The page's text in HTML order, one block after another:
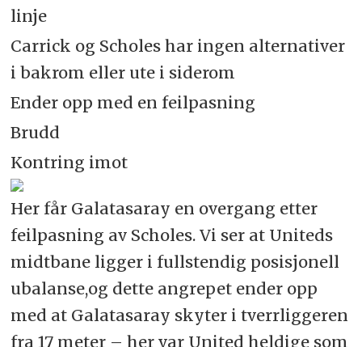
linje
Carrick og Scholes har ingen alternativer
i bakrom eller ute i siderom
Ender opp med en feilpasning
Brudd
Kontring imot
Her får Galatasaray en overgang etter
feilpasning av Scholes. Vi ser at Uniteds
midtbane ligger i fullstendig posisjonell
ubalanse,og dette angrepet ender opp
med at Galatasaray skyter i tverrliggeren
fra 17 meter – her var United heldige som